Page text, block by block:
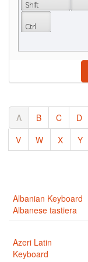
A B C D
V
W X Y
Albanian Keyboard
Albanese tastiera
Azeri Latin
Keyboard